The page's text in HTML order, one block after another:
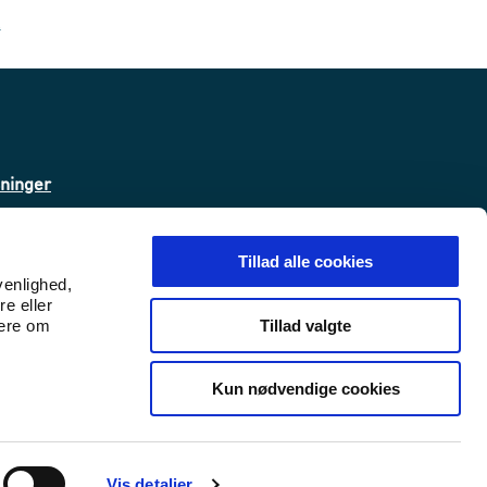
eller
om
Tillad alle cookies
Tillad valgte
Kun nødvendige cookies
Udlændinge- og
Udlændinge- og